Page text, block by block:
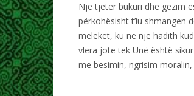
Një tjetër bukuri dhe gëzim
përkohësisht t’iu shmangen
melekët, ku në një hadith
vlera jote tek Unë është
me besimin, ngrisim